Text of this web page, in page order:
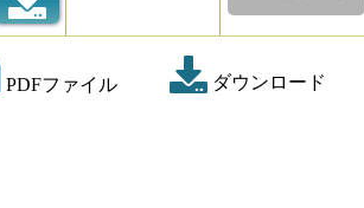
PDFファイル ダウンロード